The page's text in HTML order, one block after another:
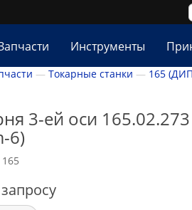
Инструменты
Токарные станки 165
3-ей оси 165.02.273
6)